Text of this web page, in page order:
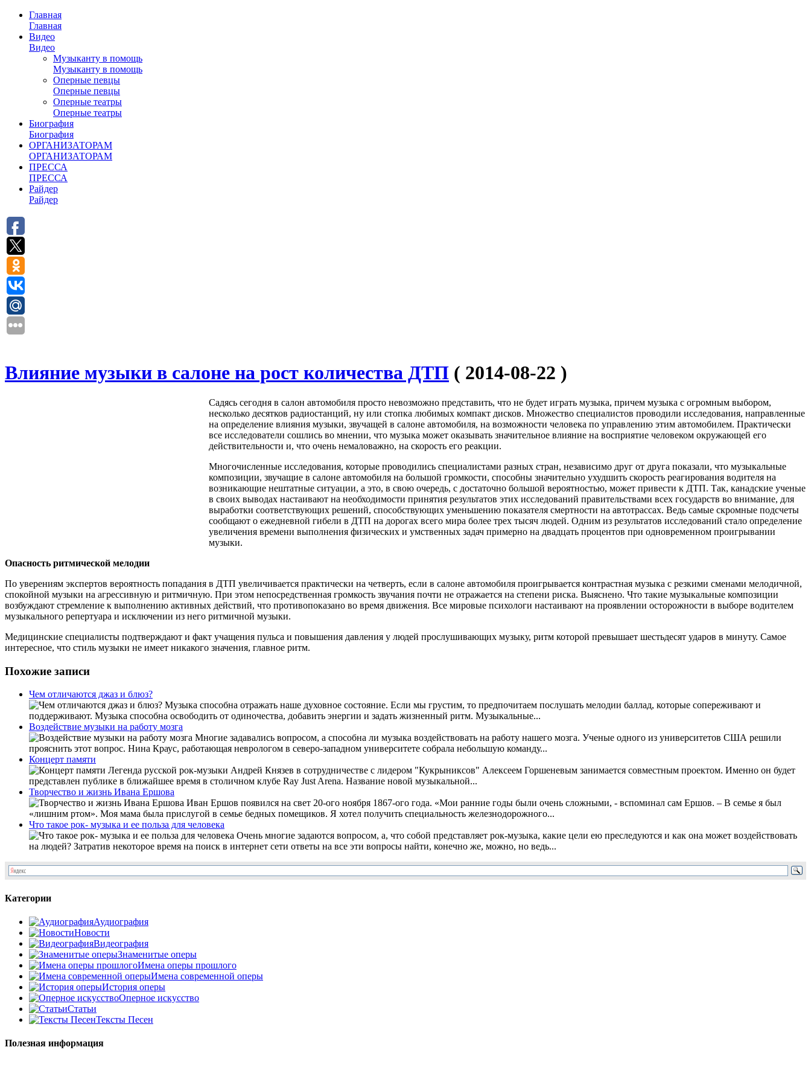
Главная
Главная
Видео
Видео
Музыканту в помощь
Музыканту в помощь
Оперные певцы
Оперные певцы
Оперные театры
Оперные театры
Биография
Биография
ОРГАНИЗАТОРАМ
ОРГАНИЗАТОРАМ
ПРЕССА
ПРЕССА
Райдер
Райдер
Влияние музыки в салоне на рост количества ДТП ( 2014-08-22 )
Садясь сегодня в салон автомобиля просто невозможно представить, что не будет играть музыка, причем музыка с огромным выбором,
несколько десятков радиостанций, ну или стопка любимых компакт дисков. Множество специалистов проводили исследования, направленные
на определение влияния музыки, звучащей в салоне автомобиля, на возможности человека по управлению этим автомобилем. Практически
все исследователи сошлись во мнении, что музыка может оказывать значительное влияние на восприятие человеком окружающей его
действительности и, что очень немаловажно, на скорость его реакции.
Многочисленные исследования, которые проводились специалистами разных стран, независимо друг от друга показали, что музыкальные
композиции, звучащие в салоне автомобиля на большой громкости, способны значительно ухудшить скорость реагирования водителя на
возникающие нештатные ситуации, а это, в свою очередь, с достаточно большой вероятностью, может привести к ДТП. Так, канадские ученые
в своих выводах настаивают на необходимости принятия результатов этих исследований правительствами всех государств во внимание, для
выработки соответствующих решений, способствующих уменьшению показателя смертности на автотрассах. Ведь самые скромные подсчеты
сообщают о ежедневной гибели в ДТП на дорогах всего мира более трех тысяч людей. Одним из результатов исследований стало определение
увеличения времени выполнения физических и умственных задач примерно на двадцать процентов при одновременном проигрывании
музыки.
Опасность ритмической мелодии
По уверениям экспертов вероятность попадания в ДТП увеличивается практически на четверть, если в салоне автомобиля проигрывается контрастная музыка с резкими сменами мелодичной,
спокойной музыки на агрессивную и ритмичную. При этом непосредственная громкость звучания почти не отражается на степени риска. Выяснено. Что такие музыкальные композиции
возбуждают стремление к выполнению активных действий, что противопоказано во время движения. Все мировые психологи настаивают на проявлении осторожности в выборе водителем
музыкального репертуара и исключении из него ритмичной музыки.
Медицинские специалисты подтверждают и факт учащения пульса и повышения давления у людей прослушивающих музыку, ритм которой превышает шестьдесят ударов в минуту. Самое
интересное, что стиль музыки не имеет никакого значения, главное ритм.
Похожие записи
Чем отличаются джаз и блюз?
Музыка способна отражать наше духовное состояние. Если мы грустим, то предпочитаем послушать мелодии баллад, которые сопереживают и
поддерживают. Музыка способна освободить от одиночества, добавить энергии и задать жизненный ритм. Музыкальные...
Воздействие музыки на работу мозга
Многие задавались вопросом, а способна ли музыка воздействовать на работу нашего мозга. Ученые одного из университетов США решили
прояснить этот вопрос. Нина Краус, работающая неврологом в северо-западном университете собрала небольшую команду...
Концерт памяти
Легенда русской рок-музыки Андрей Князев в сотрудничестве с лидером "Кукрыниксов" Алексеем Горшеневым занимается совместным проектом. Именно он будет
представлен публике в ближайшее время в столичном клубе Ray Just Arena. Название новой музыкальной...
Творчество и жизнь Ивана Ершова
Иван Ершов появился на свет 20-ого ноября 1867-ого года. «Мои ранние годы были очень сложными, - вспоминал сам Ершов. – В семье я был
«лишним ртом». Моя мама была прислугой в семье бедных помещиков. Я хотел получить специальность железнодорожного...
Что такое рок- музыка и ее польза для человека
Очень многие задаются вопросом, а, что собой представляет рок-музыка, какие цели ею преследуются и как она может воздействовать
на людей? Затратив некоторое время на поиск в интернет сети ответы на все эти вопросы найти, конечно же, можно, но ведь...
Категории
Аудиография
Новости
Видеография
Знаменитые оперы
Имена оперы прошлого
Имена современной оперы
История оперы
Оперное искусство
Статьи
Тексты Песен
Полезная информация